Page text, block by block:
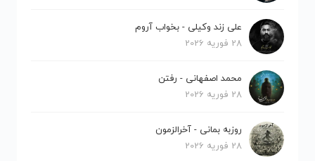
علی زند وکیلی - بخواب آروم
28 فوریه 2026
محمد اصفهانی - رفتن
28 فوریه 2026
روزبه بمانی - آخرالزمون
28 فوریه 2026